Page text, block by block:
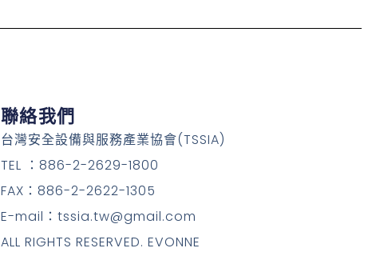
聯絡我們
台灣安全設備與服務產業協會(TSSIA)
TEL ：886-2-2629-1800
FAX：886-2-2622-1305
E-mail：tssia.tw@gmail.com
ALL RIGHTS RESERVED. EVONNE